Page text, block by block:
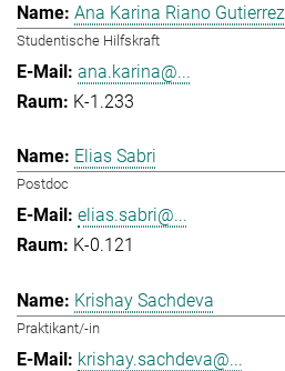
Ana Karina Riano Gutierrez
Studentische Hilfskraft
ana.karina@...
K-1.233
Elias Sabri
Postdoc
elias.sabri@...
K-0.121
Krishay Sachdeva
Praktikant/-in
krishay.sachdeva@...